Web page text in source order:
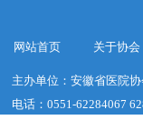
主办单位：安徽省医院协
电话：0551-62284067
网站首页 关于协会